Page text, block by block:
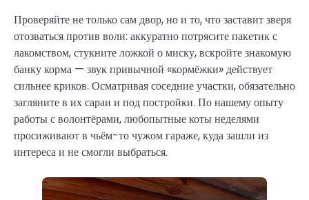
Проверяйте не только сам двор, но и то, что заставит зверя
отозваться против воли: аккуратно потрясите пакетик с
лакомством, стукните ложкой о миску, вскройте знакомую
банку корма — звук привычной «кормёжки» действует
сильнее криков. Осматривая соседние участки, обязательно
загляните в их сараи и под постройки. По нашему опыту
работы с волонтёрами, любопытные коты неделями
просиживают в чьём-то чужом гараже, куда зашли из
интереса и не смогли выбраться.